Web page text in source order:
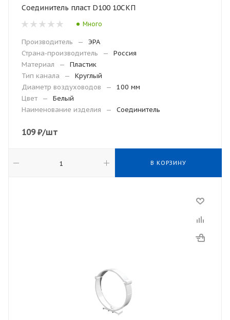
Соединитель пласт D100 10СКП
Много
Производитель —
ЭРА
Страна-производитель
—
Россия
Материал
—
Пластик
Тип канала
—
Круглый
Диаметр воздуховодов
—
100 мм
Цвет
—
Белый
Наименование изделия
— Соединитель
109₽/шт
В КОРЗИНУ